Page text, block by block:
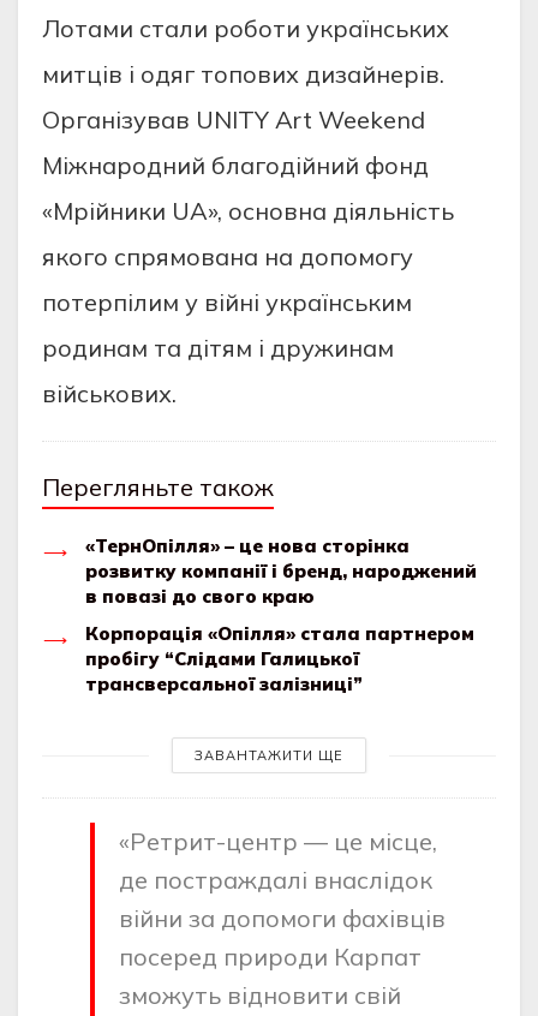
Лотами стали роботи українських
митців і одяг топових дизайнерів.
Організував UNITY Art Weekend
Міжнародний благодійний фонд
«Мрійники UA», основна діяльність
якого спрямована на допомогу
потерпілим у війні українським
родинам та дітям і дружинам
військових.
Перегляньте також
«ТернОпілля» – це нова сторінка
розвитку компанії і бренд, народжений
в повазі до свого краю
Корпорація «Опілля» стала партнером
пробігу “Слідами Галицької
трансверсальної залізниці”
ЗАВАНТАЖИТИ ЩЕ
«Ретрит-центр — це місце,
де постраждалі внаслідок
війни за допомоги фахівців
посеред природи Карпат
зможуть відновити свій